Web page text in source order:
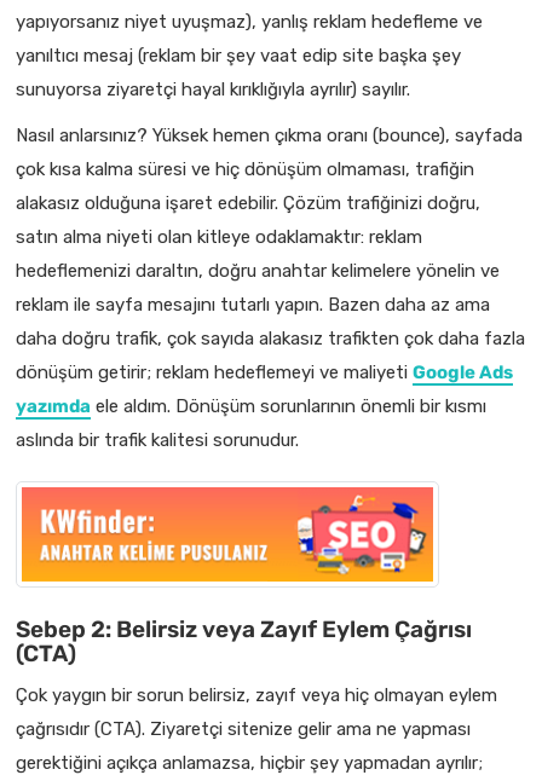
yapıyorsanız niyet uyuşmaz), yanlış reklam hedefleme ve
yanıltıcı mesaj (reklam bir şey vaat edip site başka şey
sunuyorsa ziyaretçi hayal kırıklığıyla ayrılır) sayılır.
Nasıl anlarsınız? Yüksek hemen çıkma oranı (bounce), sayfada
çok kısa kalma süresi ve hiç dönüşüm olmaması, trafiğin
alakasız olduğuna işaret edebilir. Çözüm trafiğinizi doğru,
satın alma niyeti olan kitleye odaklamaktır: reklam
hedeflemenizi daraltın, doğru anahtar kelimelere yönelin ve
reklam ile sayfa mesajını tutarlı yapın. Bazen daha az ama
daha doğru trafik, çok sayıda alakasız trafikten çok daha fazla
dönüşüm getirir; reklam hedeflemeyi ve maliyeti Google Ads
yazımda ele aldım. Dönüşüm sorunlarının önemli bir kısmı
aslında bir trafik kalitesi sorunudur.
Sebep 2: Belirsiz veya Zayıf Eylem Çağrısı
(CTA)
Çok yaygın bir sorun belirsiz, zayıf veya hiç olmayan eylem
çağrısıdır (CTA). Ziyaretçi sitenize gelir ama ne yapması
gerektiğini açıkça anlamazsa, hiçbir şey yapmadan ayrılır;